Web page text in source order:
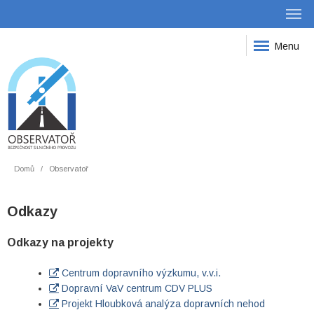
Menu
Domů Observatoř
Odkazy
Odkazy na projekty
Centrum dopravního výzkumu, v.v.i.
Dopravní VaV centrum CDV PLUS
Projekt Hloubková analýza dopravních nehod